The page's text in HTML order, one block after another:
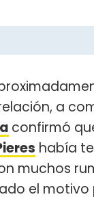
a
confirmó
había
muchos
el motivo